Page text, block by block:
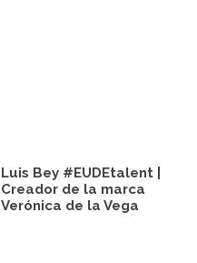
Luis Bey #EUDEtalent |
Creador de la marca
Verónica de la Vega